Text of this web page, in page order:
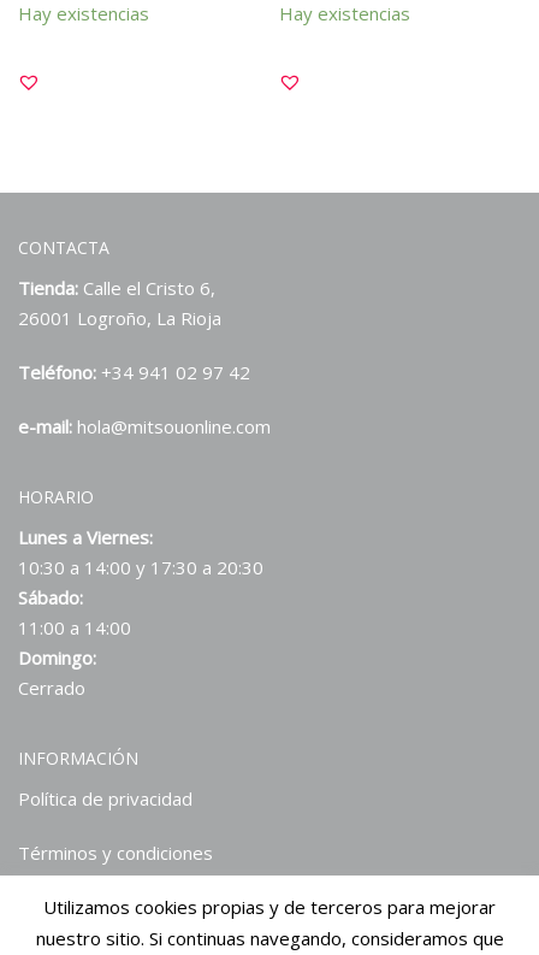
Hay existencias Hay existencias
CONTACTA
Tienda: Calle el Cristo 6,
26001 Logroño, La Rioja
Teléfono: +34 941 02 97 42
e-mail: hola@mitsouonline.com
HORARIO
Lunes a Viernes:
10:30 a 14:00 y 17:30 a 20:30
Sábado:
11:00 a 14:00
Domingo:
Cerrado
INFORMACIÓN
Política de privacidad
Términos y condiciones
Hablan de nosotros
Utilizamos cookies propias y de terceros para mejorar
nuestro sitio. Si continuas navegando, consideramos que